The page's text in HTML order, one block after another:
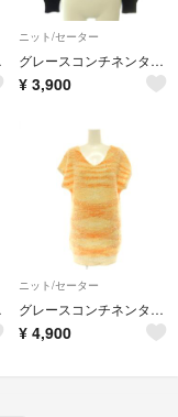
繍 36
ニット/セーター
グレースコンチネンタル ジャガードニット セーター 36 ネイビー チャコール
¥ 3,900
ター
ニット/セーター
グレースコンチネンタル ニット セーター プルオーバー フレンチスリーブ
¥ 4,900